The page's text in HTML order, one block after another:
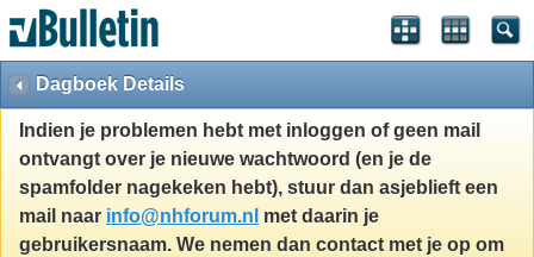
Dagboek Details
Indien je problemen hebt met inloggen of geen mail
ontvangt over je nieuwe wachtwoord (en je de
spamfolder nagekeken hebt), stuur dan asjeblieft een
mail naar info@nhforum.nl met daarin je
gebruikersnaam. We nemen dan contact met je op om